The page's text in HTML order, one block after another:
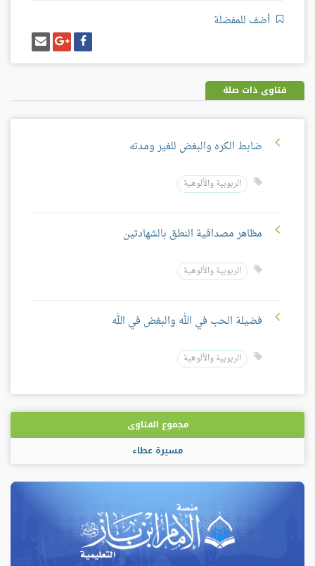
أضف للمفضلة
شارك
على
فيسبوك
شارك
على
غوغل
بلس
إرسل
إيميل
فتاوى ذات صلة
ضابط الكره والبغض للغير ومدته
الربوبية والألوهية
مظاهر مصداقية النطق بالشهادتين
الربوبية والألوهية
فضيلة الحب في الله والبغض في الله
الربوبية والألوهية
مجموع الفتاوى
مسيرة عطاء